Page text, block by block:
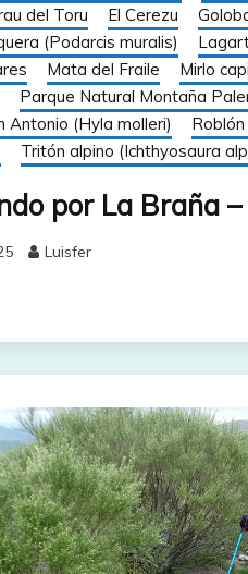
del Toru
El Cerezu
(Podarcis muralis)
Mata del Fraile Mirlo
Parque Natural Montaña
Antonio (Hyla molleri)
Tritón alpino (Ichthyosaura
por La Braña
Luisfer